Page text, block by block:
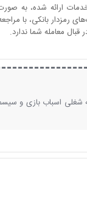
ارائه شده، به
رمزدار بانکی، با
معامله شما ندارد.
شغلی اسباب بازی و